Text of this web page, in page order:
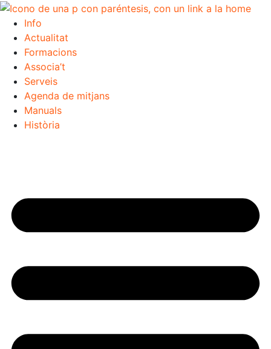
Info
Actualitat
Formacions
Associa’t
Serveis
Agenda de mitjans
Manuals
Història